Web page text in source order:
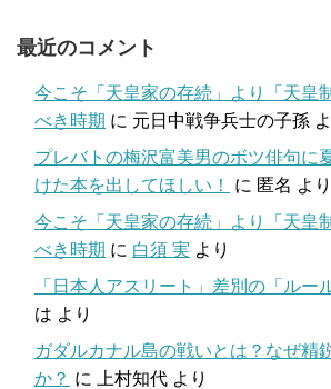
最近のコメント
今こそ「天皇家の存続」より「天皇
べき時期 に 元日中戦争兵士の子孫
プレバトの梅沢富美男のボツ俳句に
けた本を出してほしい！
に 匿名 より
今こそ「天皇家の存続」より「天皇
べき時期 に 白須 実 より
「日本人アスリート」差別の「ルー
は より
ガダルカナル島の戦いとは？なぜ精
か？ に 上村知代 より